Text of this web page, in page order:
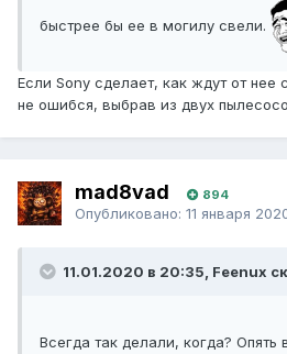
быстрее бы ее в могилу свели.
Если Sony сделает, как ждут от нее
не ошибся, выбрав из двух
mad8vad 894
Опубликовано: 11 января
11.01.2020 в 20:35, Feenux
Всегда так делали, когда?